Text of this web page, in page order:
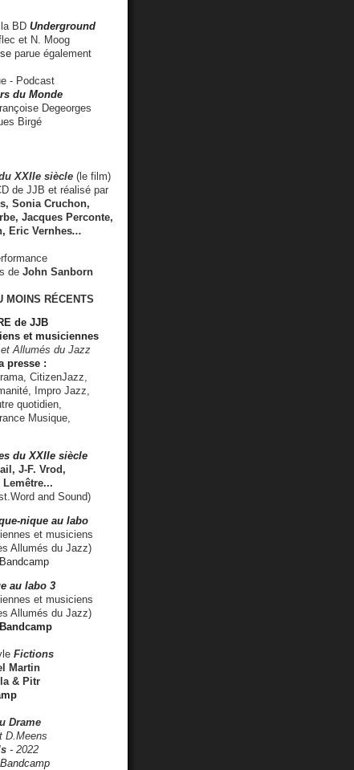
BD Underground
et N. Moog
parue également
- Podcast
du Monde
Degeorges
Birgé
XXIIe siècle (le film)
de JJB et réalisé par
Sonia Cruchon,
Jacques Perconte,
, Eric Vernhes...
de John Sanborn
MOINS RÉCENTS
de JJB
et musiciennes
Allumés du Jazz
presse :
CitizenJazz,
Impro Jazz,
quotidien,
Musique,
du XXIIe siècle
J-F. Vrod,
Lemêtre...
and Sound)
nique au labo
et musiciens
Allumés du Jazz)
Bandcamp
au labo 3
et musiciens
Allumés du Jazz)
Bandcamp
Fictions
Martin
& Pitr
Drame
D.Meens
- 2022